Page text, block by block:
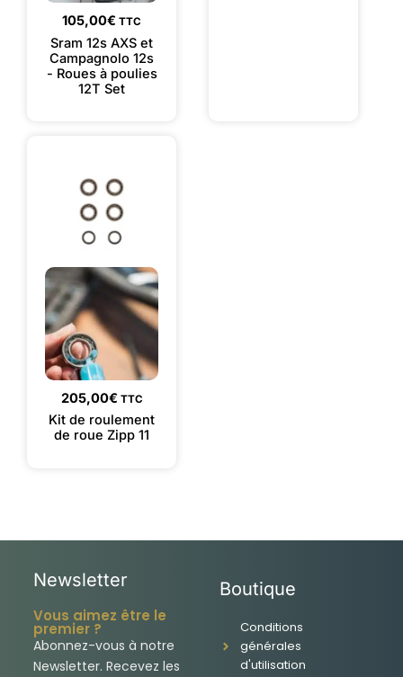
105,00€ TTC
Sram 12s AXS et
Campagnolo 12s
- Roues à poulies
12T Set
205,00€ TTC
Kit de roulement
de roue Zipp 11
Newsletter
Vous aimez être le
premier ?
Abonnez-vous à notre
Newsletter. Recevez les
Boutique
Conditions
générales
d'utilisation